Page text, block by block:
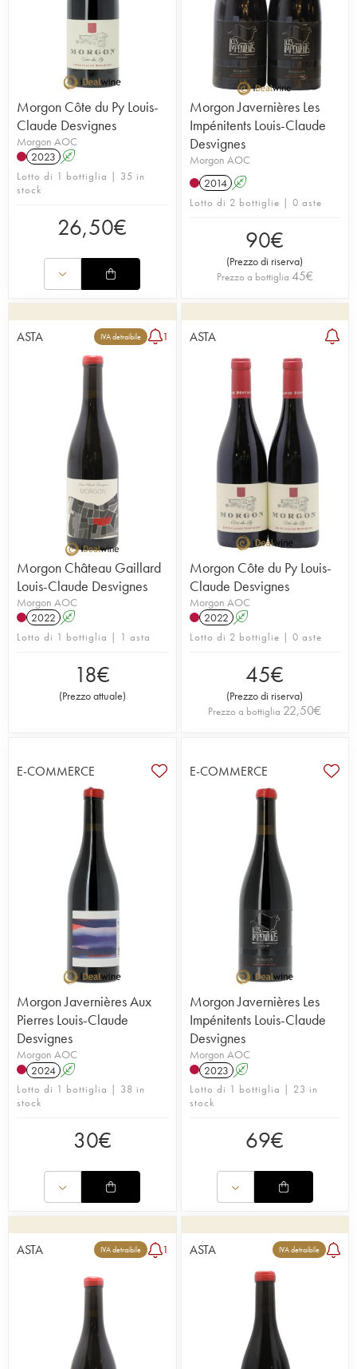
Morgon Côte du Py Louis-
Claude Desvignes
Morgon AOC
2023 A
Lotto di 1 bottiglia | 35 in
stock
26,50€
Morgon Javernières Les
Impénitents Louis-Claude
Desvignes
Morgon AOC
2014 A
Lotto di 2 bottiglie | 0 aste
90€
(Prezzo di riserva)
Prezzo a bottiglia 45€
ASTA IVA detraibile 1
Morgon Château Gaillard
Louis-Claude Desvignes
Morgon AOC
2022 A
Lotto di 1 bottiglia | 1 asta
18€
(Prezzo attuale)
ASTA
Morgon Côte du Py Louis-
Claude Desvignes
Morgon AOC
2022 A
Lotto di 2 bottiglie | 0 aste
45€
(Prezzo di riserva)
Prezzo a bottiglia 22,50€
E-COMMERCE
Morgon Javernières Aux
Pierres Louis-Claude
Desvignes
Morgon AOC
2024 A
Lotto di 1 bottiglia | 38 in
stock
30€
E-COMMERCE
Morgon Javernières Les
Impénitents Louis-Claude
Desvignes
Morgon AOC
2023 A
Lotto di 1 bottiglia | 23 in
stock
69€
ASTA IVA detraibile 1 ASTA IVA detraibile